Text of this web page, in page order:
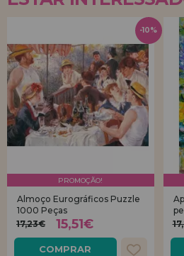
PROMOÇÃO!
Almoço Eurográficos Puzzle
1000 Peças
17,23€
15,51€
COMPRAR
-10%